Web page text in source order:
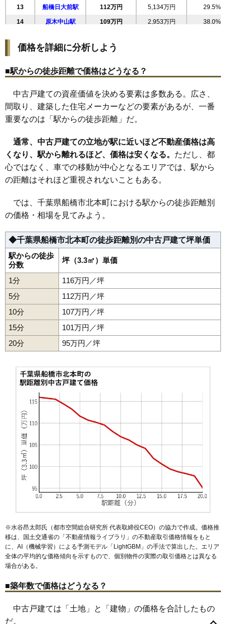
31 南本町 108万円 2,700万円 54.3%
32 西習志野 107万円 3,974万円 32.2%
34 市場 104万円
35 中野木 103万円
37 前貝塚町 103万円 3,696万円 32.3%
栄町 100万円 2,997万円
40 馬込西 95万円 3,405万円 36.7%
41 上山町 92万円 3,320万円 49.0%
42 旭町 91万円 3,650万円 45.0%
二和西 91万円 4,467万円
44 日の出 91万円 2,505万円 46.3%
45 習志野 89万円
46 三咲 89万円 4,363万円 39.3%
47 藤原 87万円 3,176万円 48.6%
48 七林町 87万円
49 飯山満町 79万円 2,842万円 57.4%
50 二宮 78万円 2,963万円 51.5%
51 芝山 76万円 3,170万円 49.4%
52 田喜野井 72万円 2,580万円 66.1%
53 70万円
54 丸山
56 三山
高根町 3,157万円
坪井西
59
60 56万円
61 2,003万円
62 豊富町 53万円 2,579万円
63
八木が谷 51万円 2,198万円 46.7%
66 古和釜町 47万円 2,314万円 37.3%
67 松が丘 46万円 1,576万円 39.8%
68 みやぎ台 44万円 2,154万円 43.2%
69
70 高野台 37万円
72 鈴身町 20万円 660万円 37.4%
13 船橋日大前駅 112万円 5,134万円 29.5%
14 原木中山駅 109万円 2,953万円 38.0%
16 習志野駅 104万円
17 塚田駅 99万円
19 前原駅 97万円 3,596万円 44.3%
20 船橋法典駅 83万円 2,822万円 51.5%
21 飯山満駅 82万円
22 薬園台駅 78万円 2,813万円 56.1%
23 馬込沢駅 77万円 3,001万円 54.0%
24 高根公団駅 70万円 2,793万円 49.5%
25 高根木戸駅 62万円 2,288万円
26 滝不動駅 61万円 2,542万円 46.1%
27 三咲駅
価格を詳細に分析しよう
■駅からの徒歩距離で価格はどうなる？
中古戸建ての資産価値を決める要素は多数ある。広さ、
間取り、建築した住宅メーカーなどの要素があるが、一番
重要なのは「駅からの徒歩距離」だ。
通常、中古戸建ての立地が駅に近いほど不動産価格は高
くなり、駅から離れるほど、価格は安くなる。 ただし、都
心ではなく、車での移動が中心となるエリアでは、駅から
の距離はそれほど重視されないこともある。
では、千葉県船橋市北本町における駅からの徒歩距離別
の価格・相場を見てみよう。
◆千葉県船橋市北本町の徒歩距離別の中古戸建て坪単価
駅からの徒歩
分数
坪（3.3㎡）単価
1分
116万円／坪
5分
112万円／坪
10分
107万円／坪
15分
101万円／坪
20分
95万円／坪
※水谷昂太郎氏（都市空間総合研究所 代表取締役CEO）の協力で作成。価格推
移は、国土交通省の「不動産情報ライブラリ 」の不動産取引価格情報をもと
に、AI（機械学習）による予測モデル「LightGBM」の手法で算出した。エリア
全体の平均的な価格傾向を示すもので、個別物件の実際の取引価格とは異なる
場合がある。
■築年数で価格はどうなる？
中古戸建ては「土地」と「建物」の価格を合計したもの
だ。
旭町市場 印内 大穴北大穴南 海神海神町海神町南 金杉 金杉町
金堀町上山町 北本町行田楠が山町高野台古作小室町